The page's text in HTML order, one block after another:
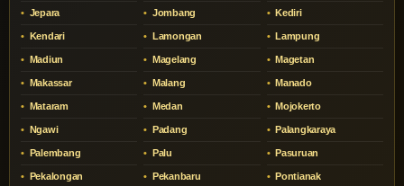
Jepara Jombang Kediri
Kendari Lamongan Lampung
Madiun Magelang Magetan
Makassar Malang Manado
Mataram Medan Mojokerto
Ngawi Padang Palangkaraya
Palembang Palu Pasuruan
Pekalongan Pekanbaru Pontianak